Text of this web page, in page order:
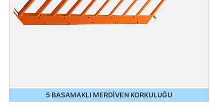
5 BASAMAKLI MERDİVEN KORKULUĞU